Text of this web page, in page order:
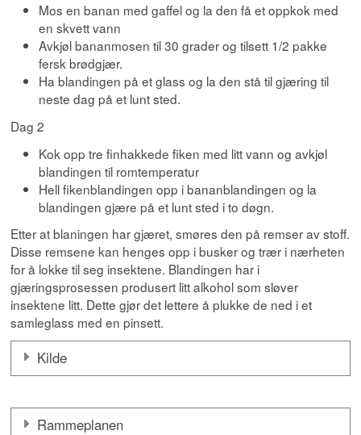
Mos en banan med gaffel og la den få et oppkok med
en skvett vann
Avkjøl bananmosen til 30 grader og tilsett 1/2 pakke
fersk brødgjær.
Ha blandingen på et glass og la den stå til gjæring til
neste dag på et lunt sted.
Dag 2
Kok opp tre finhakkede fiken med litt vann og avkjøl
blandingen til romtemperatur
Hell fikenblandingen opp i bananblandingen og la
blandingen gjære på et lunt sted i to døgn.
Etter at blaningen har gjæret, smøres den på remser av stoff.
Disse remsene kan henges opp i busker og trær i nærheten
for å lokke til seg insektene. Blandingen har i
gjæringsprosessen produsert litt alkohol som sløver
insektene litt. Dette gjør det lettere å plukke de ned i et
samleglass med en pinsett.
Kilde
Rammeplanen